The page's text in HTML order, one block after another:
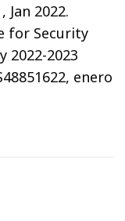
Jan 2022.
for Security
2022-2023
enero